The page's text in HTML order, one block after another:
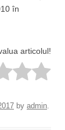
în
articolul!
by admin